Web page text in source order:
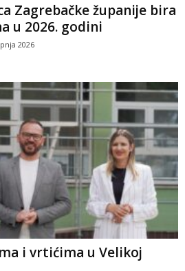
Zagrebačke županije bira
u 2026. godini
2026
i vrtićima u Velikoj